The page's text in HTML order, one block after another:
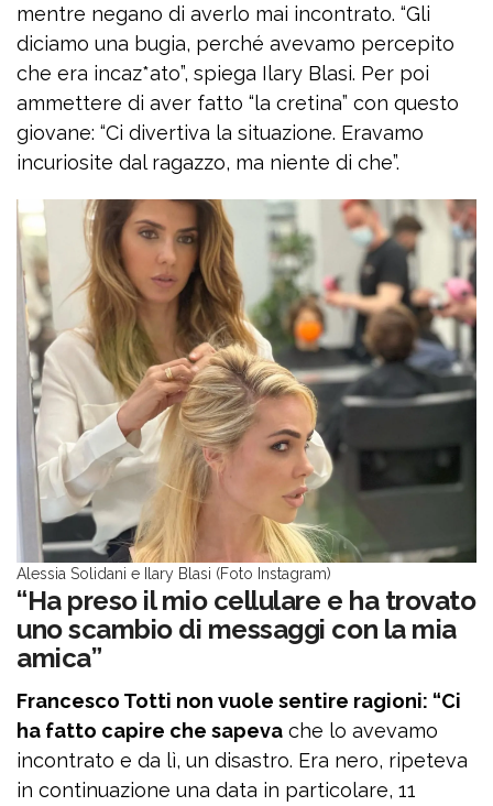
mentre negano di averlo mai incontrato. “Gli
diciamo una bugia, perché avevamo percepito
che era incaz*ato”, spiega Ilary Blasi. Per poi
ammettere di aver fatto “la cretina” con questo
giovane: “Ci divertiva la situazione. Eravamo
incuriosite dal ragazzo, ma niente di che”.
Alessia Solidani e Ilary Blasi (Foto Instagram)
“Ha preso il mio cellulare e ha trovato
uno scambio di messaggi con la mia
amica”
Francesco Totti non vuole sentire ragioni: “Ci
ha fatto capire che sapeva che lo avevamo
incontrato e da lì, un disastro. Era nero, ripeteva
in continuazione una data in particolare, 11